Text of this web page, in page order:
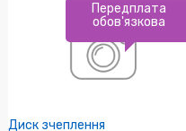
Диск зчеплення
Передплата
обов'язкова